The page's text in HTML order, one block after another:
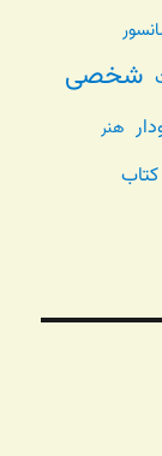
شخصی
هنر
کتاب